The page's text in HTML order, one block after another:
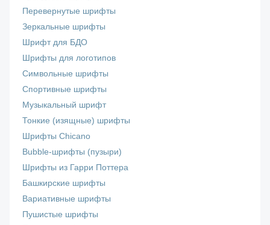
Перевернутые шрифты
Зеркальные шрифты
Шрифт для БДО
Шрифты для логотипов
Символьные шрифты
Спортивные шрифты
Музыкальный шрифт
Тонкие (изящные) шрифты
Шрифты Chicano
Bubble-шрифты (пузыри)
Шрифты из Гарри Поттера
Башкирские шрифты
Вариативные шрифты
Пушистые шрифты